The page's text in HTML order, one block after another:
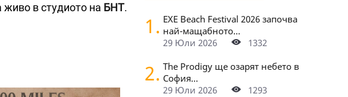
живо в студиото на БНТ.
1. EXE Beach Festival 2026 започва
най-мащабното...
29 Юли 2026
1332
2. The Prodigy ще озарят небето в
София...
29 Юли 2026
1293